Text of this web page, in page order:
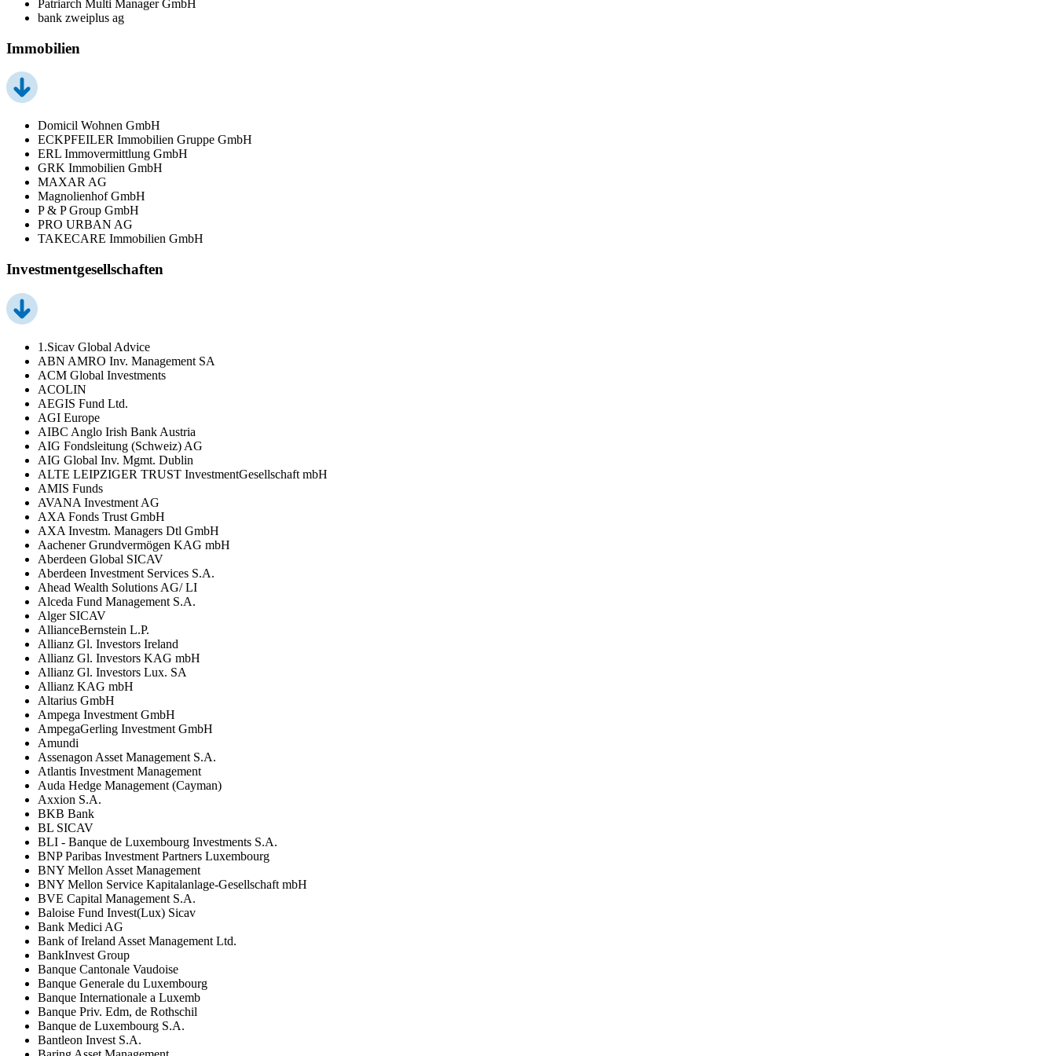
Patriarch Multi Manager GmbH
bank zweiplus ag
Immobilien
Domicil Wohnen GmbH
ECKPFEILER Immobilien Gruppe GmbH
ERL Immovermittlung GmbH
GRK Immobilien GmbH
MAXAR AG
Magnolienhof GmbH
P & P Group GmbH
PRO URBAN AG
TAKECARE Immobilien GmbH
Investmentgesellschaften
1.Sicav Global Advice
ABN AMRO Inv. Management SA
ACM Global Investments
ACOLIN
AEGIS Fund Ltd.
AGI Europe
AIBC Anglo Irish Bank Austria
AIG Fondsleitung (Schweiz) AG
AIG Global Inv. Mgmt. Dublin
ALTE LEIPZIGER TRUST InvestmentGesellschaft mbH
AMIS Funds
AVANA Investment AG
AXA Fonds Trust GmbH
AXA Investm. Managers Dtl GmbH
Aachener Grundvermögen KAG mbH
Aberdeen Global SICAV
Aberdeen Investment Services S.A.
Ahead Wealth Solutions AG/ LI
Alceda Fund Management S.A.
Alger SICAV
AllianceBernstein L.P.
Allianz Gl. Investors Ireland
Allianz Gl. Investors KAG mbH
Allianz Gl. Investors Lux. SA
Allianz KAG mbH
Altarius GmbH
Ampega Investment GmbH
AmpegaGerling Investment GmbH
Amundi
Assenagon Asset Management S.A.
Atlantis Investment Management
Auda Hedge Management (Cayman)
Axxion S.A.
BKB Bank
BL SICAV
BLI - Banque de Luxembourg Investments S.A.
BNP Paribas Investment Partners Luxembourg
BNY Mellon Asset Management
BNY Mellon Service Kapitalanlage-Gesellschaft mbH
BVE Capital Management S.A.
Baloise Fund Invest(Lux) Sicav
Bank Medici AG
Bank of Ireland Asset Management Ltd.
BankInvest Group
Banque Cantonale Vaudoise
Banque Generale du Luxembourg
Banque Internationale a Luxemb
Banque Priv. Edm, de Rothschil
Banque de Luxembourg S.A.
Bantleon Invest S.A.